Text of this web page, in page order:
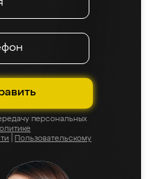
персональных
Пользовательскому